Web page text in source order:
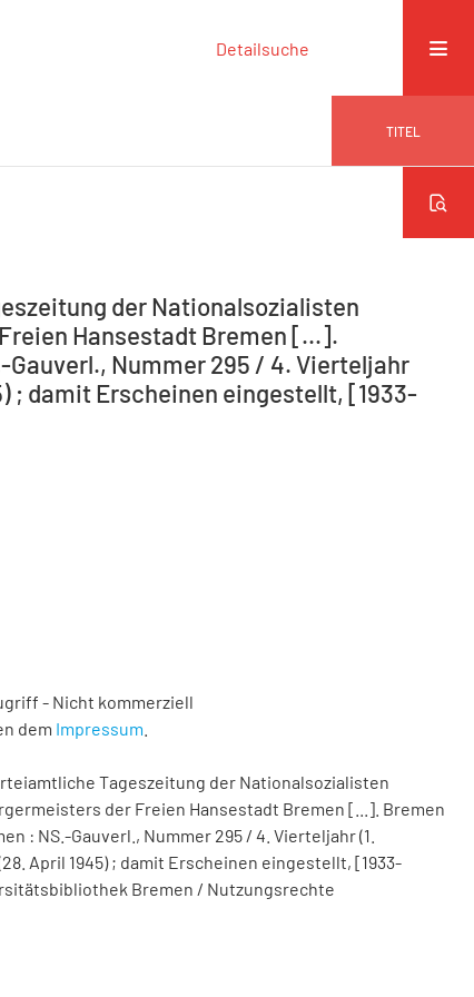
Detailsuche
TITEL
der Nationalsozialisten
Hansestadt Bremen [...].
Nummer 295 / 4. Vierteljahr
; damit Erscheinen eingestellt, [1933-
- Nicht kommerziell
dem Impressum
Tageszeitung der Nationalsozialisten
der Freien Hansestadt Bremen [...]. Bremen
: NS.-Gauverl., Nummer 295 / 4. Vierteljahr (1.
April 1945) ; damit Erscheinen eingestellt, [1933-
Bremen / Nutzungsrechte